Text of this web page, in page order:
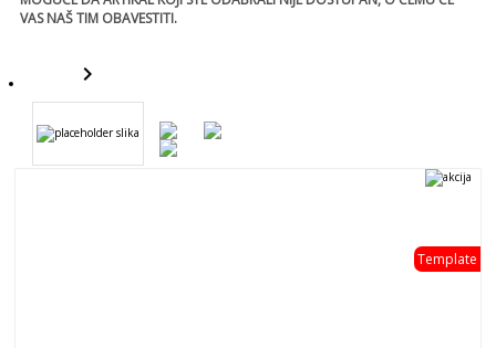
VAS NAŠ TIM OBAVESTITI.
keyboard_arrow_right
- 0 %
template
Template